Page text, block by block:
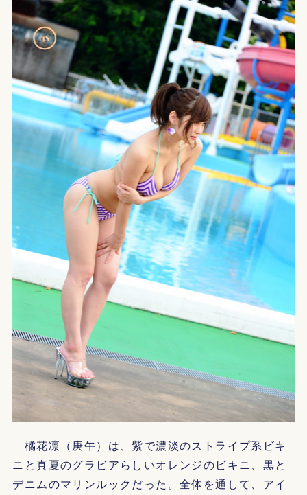
橘花凛（庚午）は、紫で濃淡のストライプ系ビキ
ニと真夏のグラビアらしいオレンジのビキニ、黒と
デニムのマリンルックだった。全体を通して、アイ